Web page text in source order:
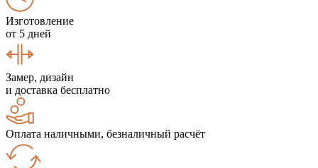
Изготовление
от 5 дней
Замер, дизайн
и доставка бесплатно
Оплата наличными, безналичный расчёт